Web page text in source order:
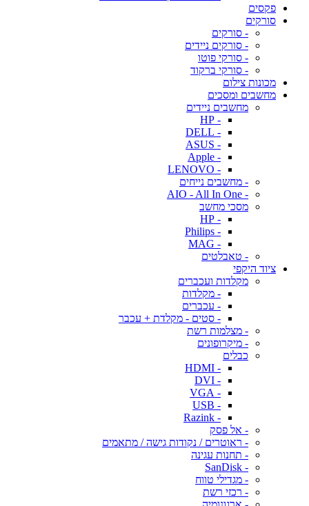
פקסים
סורקים
- סורקים
- סורקים ניידים
- סורקי פוטו
- סורקי ברקוד
מכונות צילום
מחשבים ומסכים
מחשבים ניידים
- HP
- DELL
- ASUS
- Apple
- LENOVO
- מחשבים נייחים
- AIO - All In One
מסכי מחשב
- HP
- Philips
- MAG
- טאבלטים
ציוד היקפי
מקלדות ועכברים
- מקלדות
- עכברים
- סטים - מקלדת + עכבר
- מצלמות רשת
- מיקרופונים
כבלים
- HDMI
- DVI
- VGA
- USB
- Razink
- אל פסק
- ראוטרים / נקודות גישה / מתאמים
- תחנות עגינה
- SanDisk
- מגדילי טווח
- רכזי רשת